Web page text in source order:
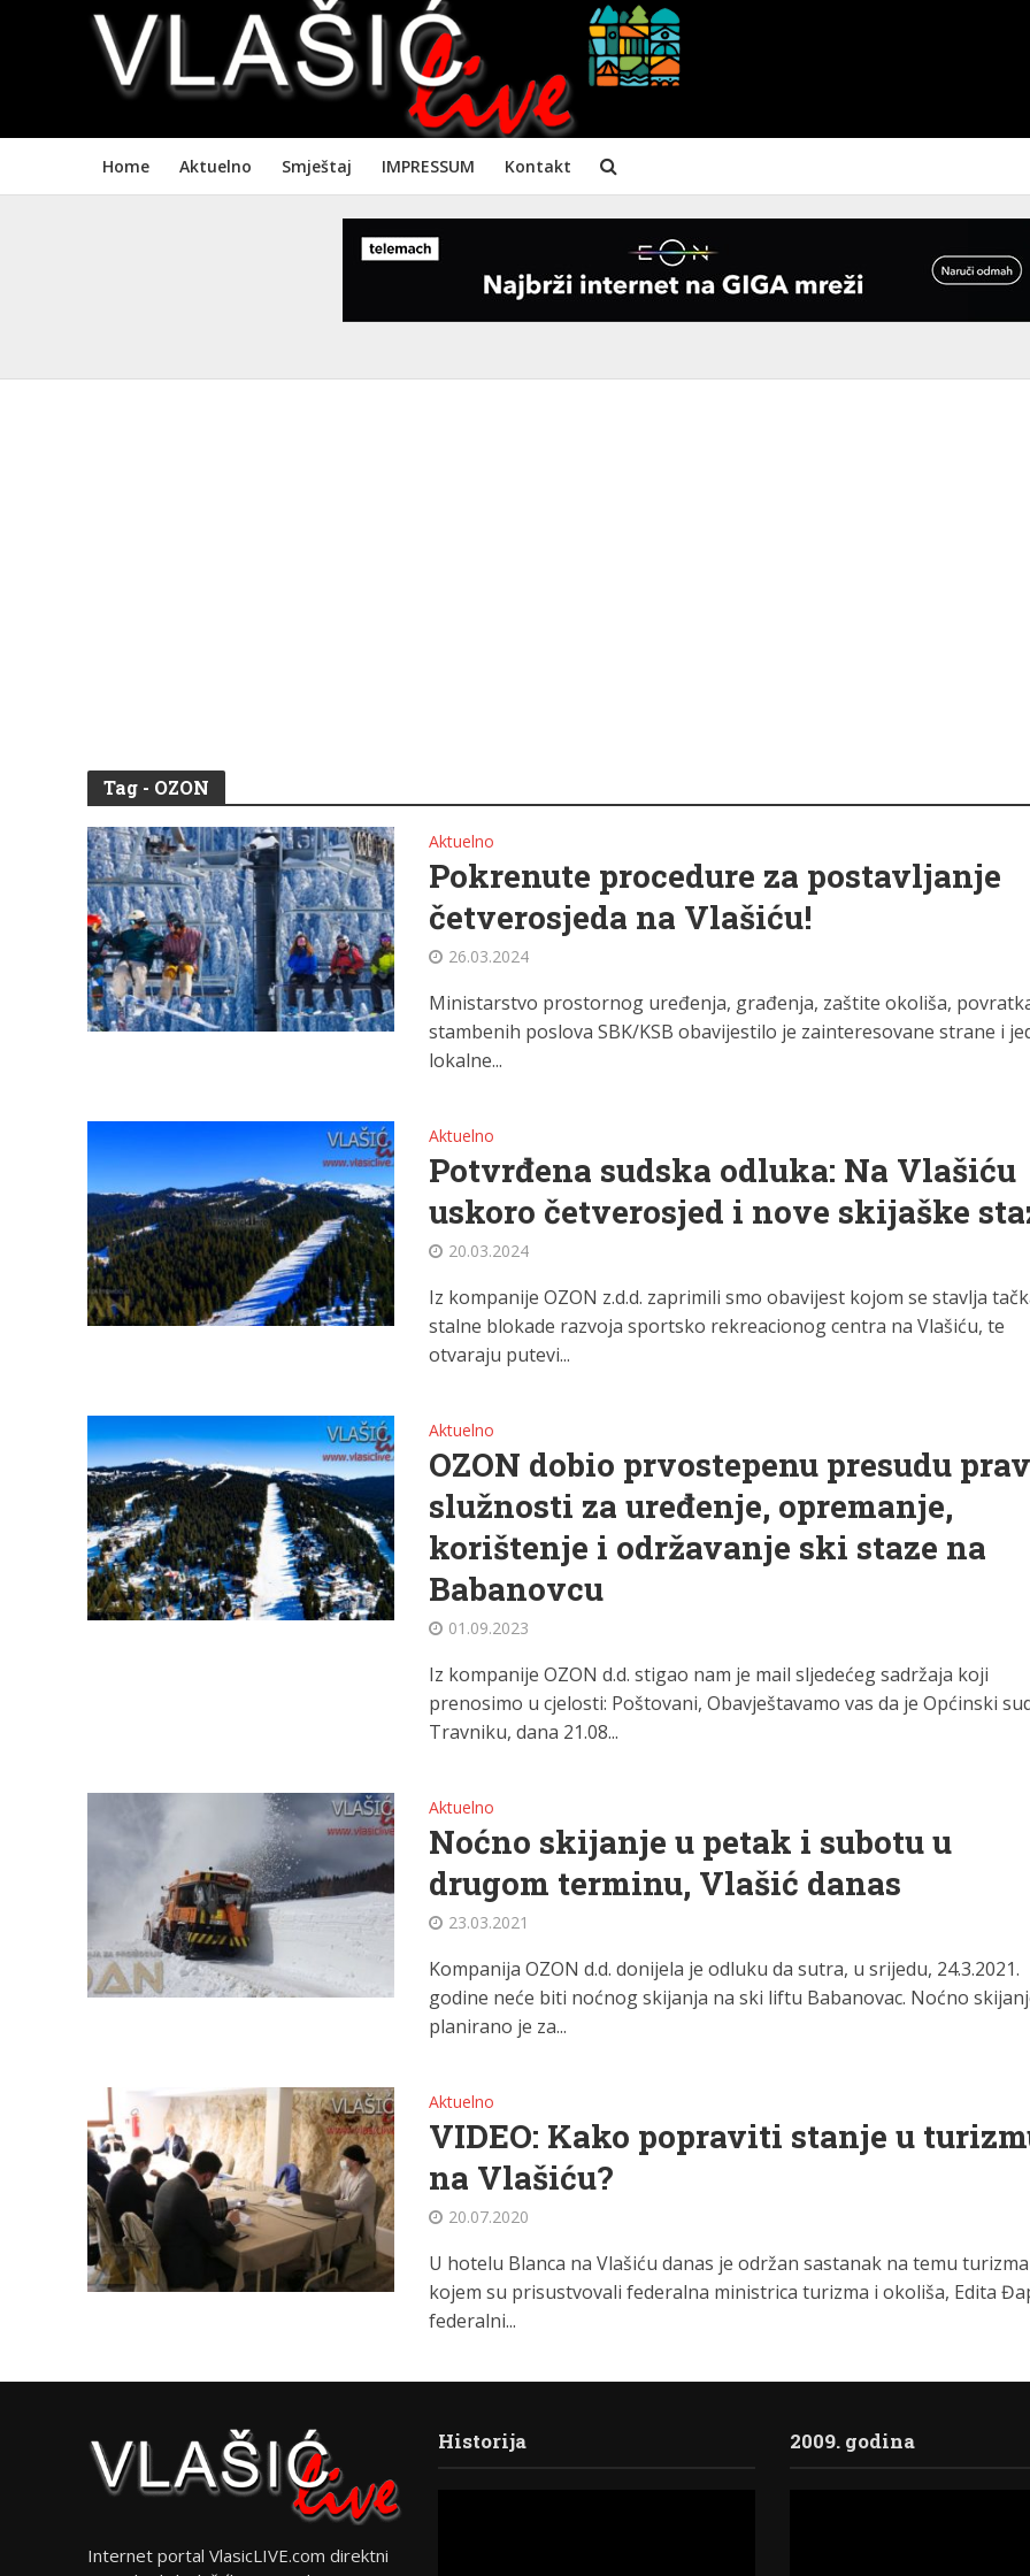
Home Aktuelno Smještaj IMPRESSUM Kontakt
Tag - OZON
Aktuelno
Pokrenute procedure za postavljanje
četverosjeda na Vlašiću!
26.03.2024
Ministarstvo prostornog uređenja, građenja, zaštite okoliša,
stambenih poslova SBK/KSB obavijestilo je zainteresovane strane i
lokalne...
Aktuelno
Potvrđena sudska odluka: Na Vlašiću
uskoro četverosjed i nove skijaške
20.03.2024
Iz kompanije OZON z.d.d. zaprimili smo obavijest kojom se stavlja
stalne blokade razvoja sportsko rekreacionog centra na Vlašiću, te
otvaraju putevi...
Aktuelno
OZON dobio prvostepenu presudu
služnosti za uređenje, opremanje,
korištenje i održavanje ski staze na
Babanovcu
01.09.2023
Iz kompanije OZON d.d. stigao nam je mail sljedećeg sadržaja koji
prenosimo u cjelosti: Poštovani, Obavještavamo vas da je Općinski
Travniku, dana 21.08...
Aktuelno
Noćno skijanje u petak i subotu u
drugom terminu, Vlašić danas
23.03.2021
Kompanija OZON d.d. donijela je odluku da sutra, u srijedu, 24.3.2021.
godine neće biti noćnog skijanja na ski liftu Babanovac. Noćno
planirano je za...
Aktuelno
VIDEO: Kako popraviti stanje u
na Vlašiću?
20.07.2020
U hotelu Blanca na Vlašiću danas je održan sastanak na temu turizma
kojem su prisustvovali federalna ministrica turizma i okoliša, Edita
federalni...
Internet portal VlasicLIVE.com direktni
Historija 2009. godina